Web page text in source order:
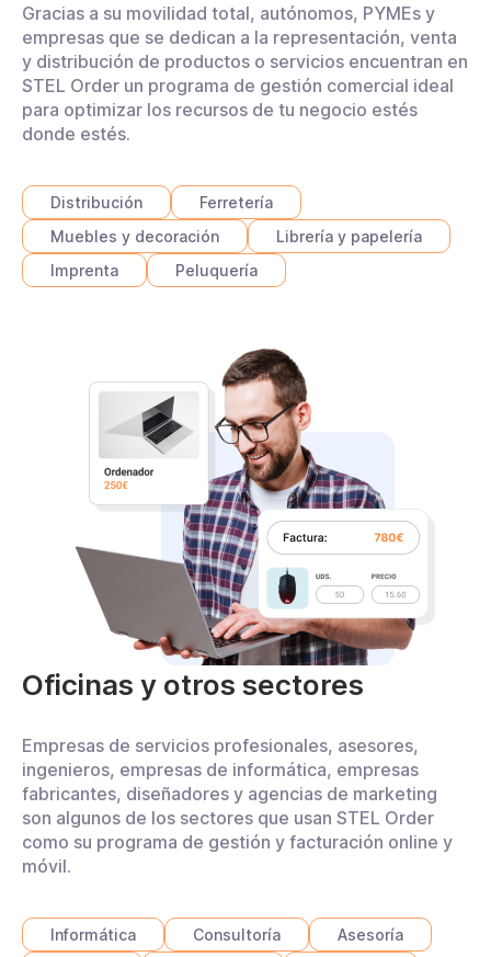
Gracias a su movilidad total, autónomos, PYMEs y
empresas que se dedican a la representación, venta
y distribución de productos o servicios encuentran en
STEL Order un programa de gestión comercial ideal
para optimizar los recursos de tu negocio estés
donde estés.
Distribución
Ferretería
Muebles y decoración
Librería y papelería
Imprenta
Peluquería
Oficinas y otros sectores
Empresas de servicios profesionales, asesores,
ingenieros, empresas de informática, empresas
fabricantes, diseñadores y agencias de marketing
son algunos de los sectores que usan STEL Order
como su programa de gestión y facturación online y
móvil.
Informática Consultoría
Asesoría